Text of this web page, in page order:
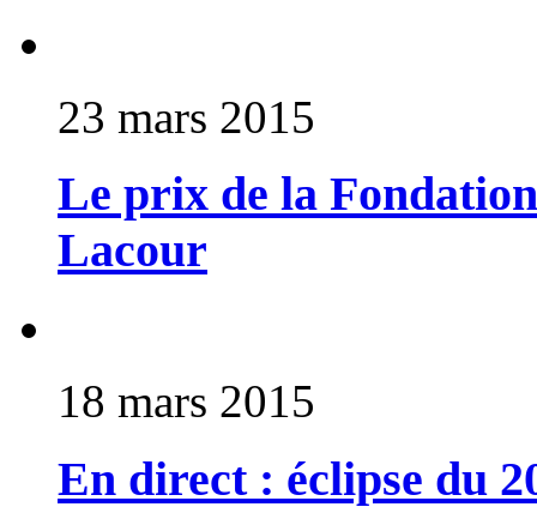
23 mars 2015
Le prix de la
Lacour
18 mars 2015
En direct : éclipse du